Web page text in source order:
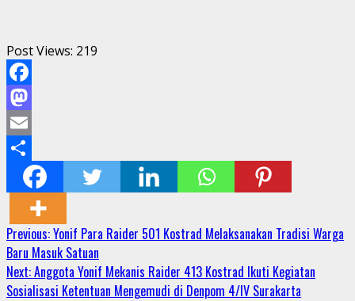
Post Views: 219
Facebook
Mastodon
Email
Share
Continue
Reading
Previous:Yonif Para Raider 501 Kostrad Melaksanakan Tradisi Warga
Baru Masuk Satuan
Next:Anggota Yonif Mekanis Raider 413 Kostrad Ikuti Kegiatan
Sosialisasi Ketentuan Mengemudi di Denpom 4/IV Surakarta